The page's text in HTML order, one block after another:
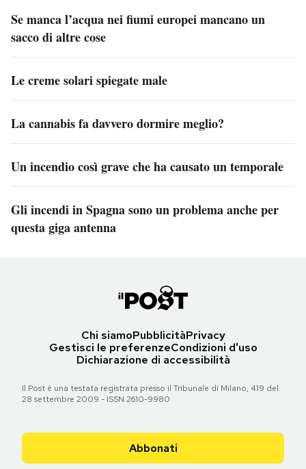
Se manca l’acqua nei fiumi europei mancano un
sacco di altre cose
Le creme solari spiegate male
La cannabis fa davvero dormire meglio?
Un incendio così grave che ha causato un temporale
Gli incendi in Spagna sono un problema anche per
questa giga antenna
Chi siamoPubblicitàPrivacy
Gestisci le preferenzeCondizioni d'uso
Dichiarazione di accessibilità
Il Post è una testata registrata presso il Tribunale di Milano, 419 del
28 settembre 2009 - ISSN 2610-9980
Abbonati